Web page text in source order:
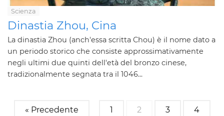
Scienza
Dinastia Zhou, Cina
La dinastia Zhou (anch'essa scritta Chou) è il nome dato a
un periodo storico che consiste approssimativamente
negli ultimi due quinti dell'età del bronzo cinese,
tradizionalmente segnata tra il 1046...
« Precedente 1 2 3 4